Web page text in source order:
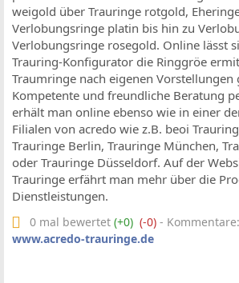
weigold über Trauringe rotgold,
Verlobungsringe platin bis hin zu
Verlobungsringe rosegold. Online lässt
Trauring-Konfigurator die Ringgröe
Traumringe nach eigenen Vorstellungen
Kompetente und freundliche Beratung
erhält man online ebenso wie in einer
Filialen von acredo wie z.B. beoi
Trauringe Berlin, Trauringe München,
oder Trauringe Düsseldorf. Auf der
Trauringe erfährt man mehr über die
Dienstleistungen.
0 mal bewertet (+0) (-0) -
www.acredo-trauringe.de